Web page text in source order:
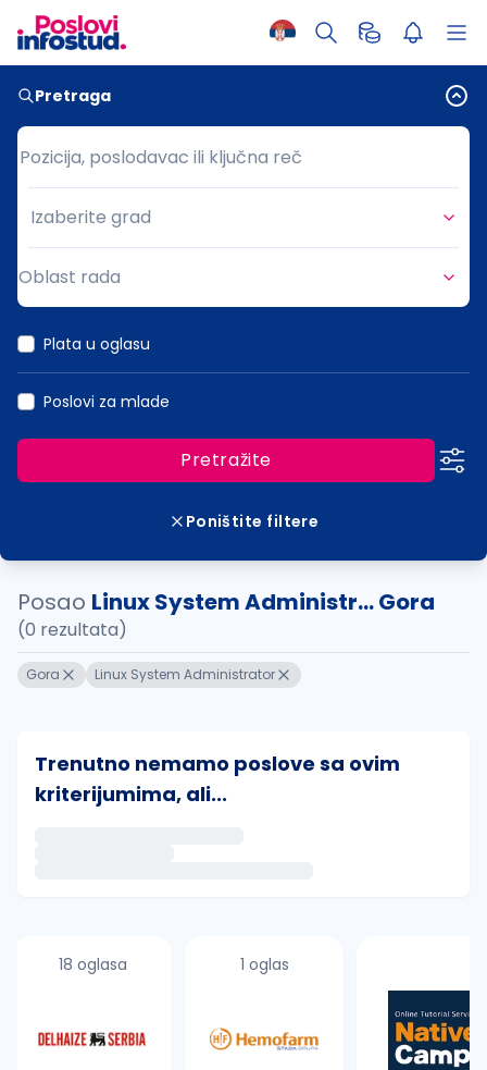
Pretraga
Pozicija, poslodavac ili ključna reč
Pozicija, poslodavac ili ključna reč
Grad
Izaberite grad
Oblast rada
Plata u oglasu
Poslovi za mlade
Pretražite
Poništite filtere
Posao Linux System Administr... Gora
(0 rezultata)
Gora Linux System Administrator
Trenutno nemamo poslove sa ovim
kriterijumima, ali...
proverite pravopisne greške (koristite č, ć, š, đ,
18 oglasa 1 oglas